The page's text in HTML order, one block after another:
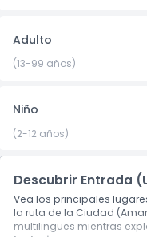
Aspectos Destacados
Política para Niños y
Cosas a Saber
Ubicación
Adulto
(13-99 años)
Niño
(2-12 años)
Descubrir Entrada
Vea los principales
la ruta de la Ciudad
multilingües mientras